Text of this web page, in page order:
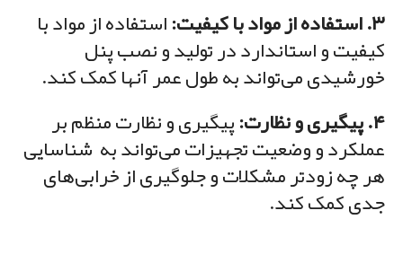
۳. استفاده از مواد با کیفیت:
استفاده از مواد با
کیفیت و استاندارد در تولید و نصب پنل
خورشیدی می‌تواند به طول عمر آنها کمک کند.
۴. پیگیری و نظارت:
پیگیری و نظارت منظم بر
عملکرد و وضعیت تجهیزات می‌تواند به شناسایی
هر چه زودتر مشکلات و جلوگیری از خرابی‌های
جدی کمک کند.